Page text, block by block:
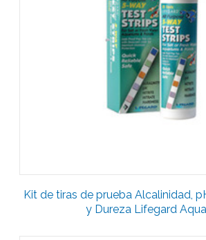
Kit de tiras de prueba Alcalinidad,
y Dureza Lifegard